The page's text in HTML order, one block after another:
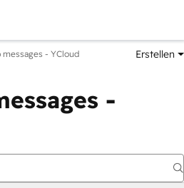
messages - YCloud Erstellen
-